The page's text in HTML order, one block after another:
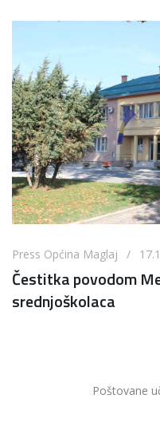
Press Općina Maglaj /
Čestitka povodom
srednjoškolaca
Poštovane